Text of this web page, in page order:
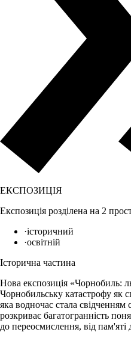
ЕКСПОЗИЦІЯ
Експозиція розділена на 2
·історичний
·освітній
Історична частина
Нова експозиція «Чорнобиль:
Чорнобильську катастрофу як
яка водночас стала свідченням
розкриває багатогранність
до переосмислення, від пам'яті